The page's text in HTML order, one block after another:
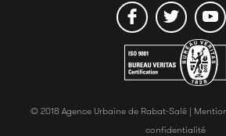
© 2018 Agence Urbaine de Rabat-Salé |
confidentialité